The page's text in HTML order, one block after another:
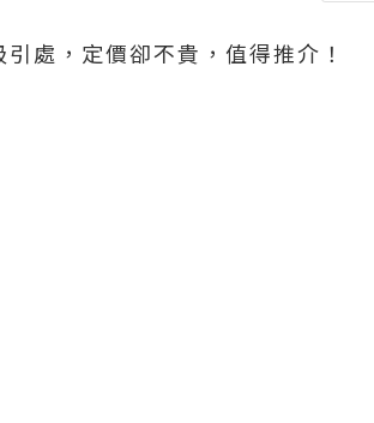
處，定價卻不貴，值得推介！